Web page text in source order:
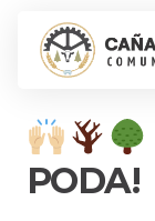
PODA!